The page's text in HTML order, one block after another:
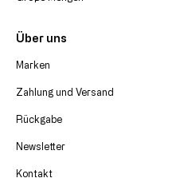
Über uns
Marken
Zahlung und Versand
Rückgabe
Newsletter
Kontakt